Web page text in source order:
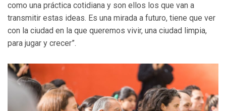
como una práctica cotidiana y son ellos los que van a
transmitir estas ideas. Es una mirada a futuro, tiene que ver
con la ciudad en la que queremos vivir, una ciudad limpia,
para jugar y crecer”.